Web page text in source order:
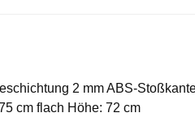
2 mm ABS-
cm flach Höhe: 72 cm